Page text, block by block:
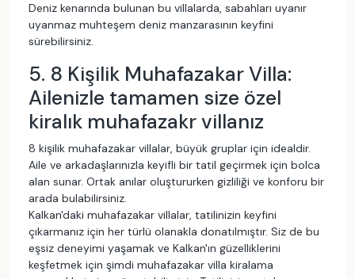
Deniz kenarında bulunan bu villalarda, sabahları uyanır
uyanmaz muhteşem deniz manzarasının keyfini
sürebilirsiniz.
5. 8 Kişilik Muhafazakar Villa:
Ailenizle tamamen size özel
kiralık muhafazakr villanız
8 kişilik muhafazakar villalar, büyük gruplar için idealdir.
Aile ve arkadaşlarınızla keyifli bir tatil geçirmek için bolca
alan sunar. Ortak anılar oluştururken gizliliği ve konforu bir
arada bulabilirsiniz.
Kalkan'daki muhafazakar villalar, tatilinizin keyfini
çıkarmanız için her türlü olanakla donatılmıştır. Siz de bu
eşsiz deneyimi yaşamak ve Kalkan'ın güzelliklerini
keşfetmek için şimdi muhafazakar villa kiralama